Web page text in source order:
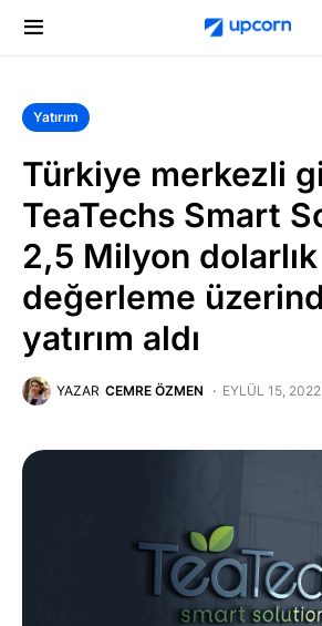
Yatırım
Türkiye merkezli
TeaTechs Smart
2,5 Milyon dolarlık
değerleme
yatırım aldı
YAZAR CEMRE ÖZMEN EYLÜL 15, 2022